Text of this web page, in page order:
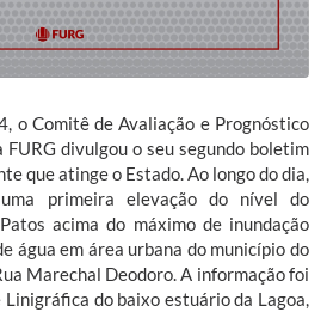
o Comitê de Avaliação e Prognóstico
divulgou o seu segundo boletim
que atinge o Estado. Ao longo do dia,
primeira elevação do nível do
acima do máximo de inundação
água em área urbana do município do
Marechal Deodoro. A informação foi
do baixo estuário da Lagoa,